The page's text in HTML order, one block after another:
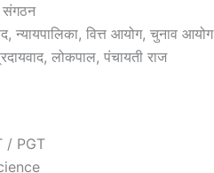
संगठन
न्यायपालिका, वित्त आयोग, चुनाव आयोग
लोकपाल, पंचायती राज
/ PGT